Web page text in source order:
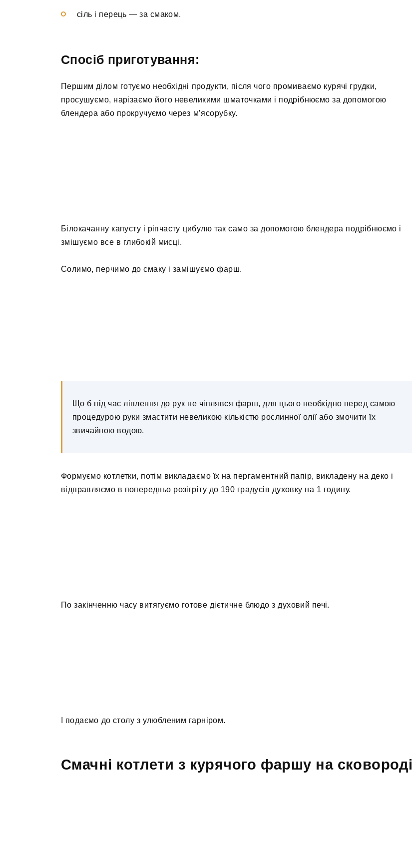
сіль і перець — за смаком.
Спосіб приготування:
Першим ділом готуємо необхідні продукти, після чого промиваємо курячі грудки,
просушуємо, нарізаємо його невеликими шматочками і подрібнюємо за допомогою
блендера або прокручуємо через м’ясорубку.
Білокачанну капусту і ріпчасту цибулю так само за допомогою блендера подрібнюємо і
змішуємо все в глибокій мисці.
Солимо, перчимо до смаку і замішуємо фарш.
Що б під час ліплення до рук не чіплявся фарш, для цього необхідно перед самою
процедурою руки змастити невеликою кількістю рослинної олії або змочити їх
звичайною водою.
Формуємо котлетки, потім викладаємо їх на пергаментний папір, викладену на деко і
відправляємо в попередньо розігріту до 190 градусів духовку на 1 годину.
По закінченню часу витягуємо готове дієтичне блюдо з духовий печі.
І подаємо до столу з улюбленим гарніром.
Смачні котлети з курячого фаршу на сковороді